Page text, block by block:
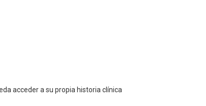
acceder a su propia historia clínica